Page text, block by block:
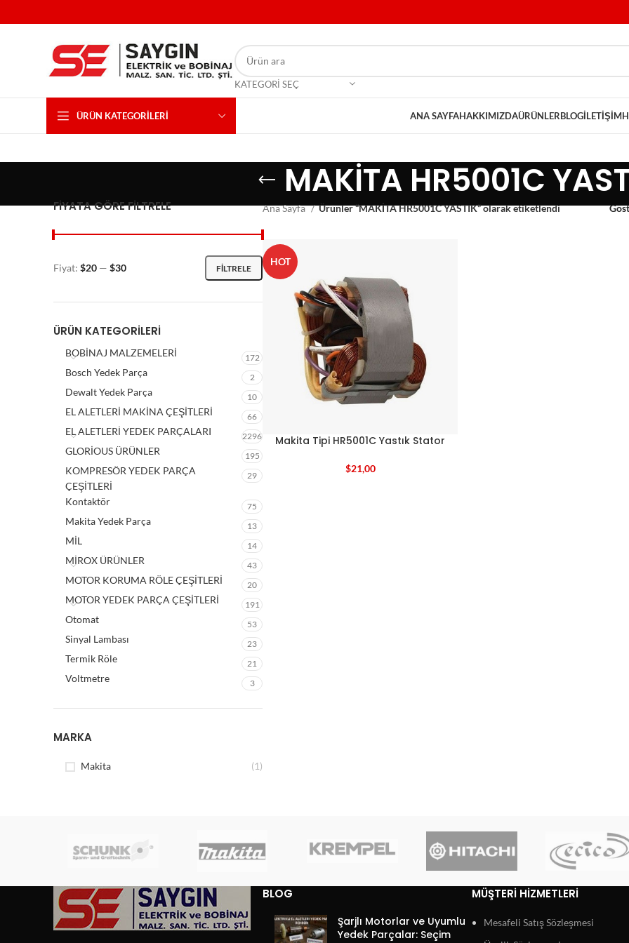
KATEGORI SEÇ
ÜRÜN KATEGORILERI ANA SAYFAHAKKIMIZDAÜRÜNLERBLOGİLETIŞIM
MAKİTA HR5001C
FIYATA GÖRE FILTRELE
FILTRELE
Fiyat: $20 — $30
ÜRÜN KATEGORILERI
BOBİNAJ MALZEMELERİ 172
Bosch Yedek Parça 2
Dewalt Yedek Parça 10
EL ALETLERİ MAKİNA ÇEŞİTLERİ 66
EL ALETLERİ YEDEK PARÇALARI 2296
GLORİOUS ÜRÜNLER 195
KOMPRESÖR YEDEK PARÇA
ÇEŞİTLERİ
29
Kontaktör 75
Makita Yedek Parça 13
MİL 14
MİROX ÜRÜNLER 43
MOTOR KORUMA RÖLE ÇEŞİTLERİ 20
MOTOR YEDEK PARÇA ÇEŞİTLERİ 191
Otomat 53
Sinyal Lambası 23
Termik Röle 21
Voltmetre 3
MARKA
Makita (1)
Ana Sayfa Ürünler “MAKİTA HR5001C YASTIK” olarak etiketlendi
HOT
Makita Tipi HR5001C Yastık Stator
$21,00
BLOG
Şarjlı Motorlar ve Uyumlu
Yedek Parçalar: Seçim
MÜŞTERI HIZMETLERI
Mesafeli Satış Sözleşmesi